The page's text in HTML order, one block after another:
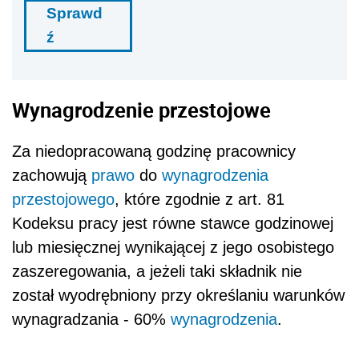
Sprawd
ź
Wynagrodzenie przestojowe
Za niedopracowaną godzinę pracownicy
zachowują prawo do wynagrodzenia
przestojowego, które zgodnie z art. 81
Kodeksu pracy jest równe stawce godzinowej
lub miesięcznej wynikającej z jego osobistego
zaszeregowania, a jeżeli taki składnik nie
został wyodrębniony przy określaniu warunków
wynagradzania - 60% wynagrodzenia.